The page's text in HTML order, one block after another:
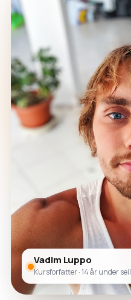
Vadim Luppo
Kursforfatter · 14 år under seil